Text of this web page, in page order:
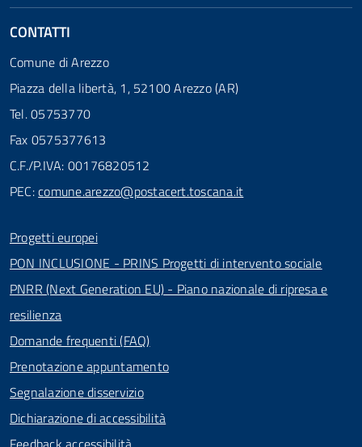
CONTATTI
Comune di Arezzo
Piazza della libertà, 1, 52100 Arezzo (AR)
Tel. 05753770
Fax 0575377613
C.F./P.IVA: 00176820512
PEC:comune.arezzo@postacert.toscana.it
Progetti europei
PON INCLUSIONE - PRINS Progetti di intervento sociale
PNRR (Next Generation EU) - Piano nazionale di ripresa e
resilienza
Domande frequenti (FAQ)
Prenotazione appuntamento
Segnalazione disservizio
Dichiarazione di accessibilità